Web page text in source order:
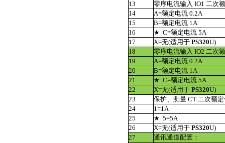
13
零序电流输入 IO1 二次
14
A=额定电流 0.2A
15
B=额定电流 1A
16
★ C=额定电流 5A
17
X=无(适用于 PS320U)
18
零序电流输入 IO2 二次
19
A=额定电流 0.2A
20
B=额定电流 1A
21
★ C=额定电流 5A
22
X=无(适用于 PS320U)
23
保护、测量 CT 二次额
24
1=1A
25
★ 5=5A
26
X=无(适用于 PS320U)
27
通讯通道配置：